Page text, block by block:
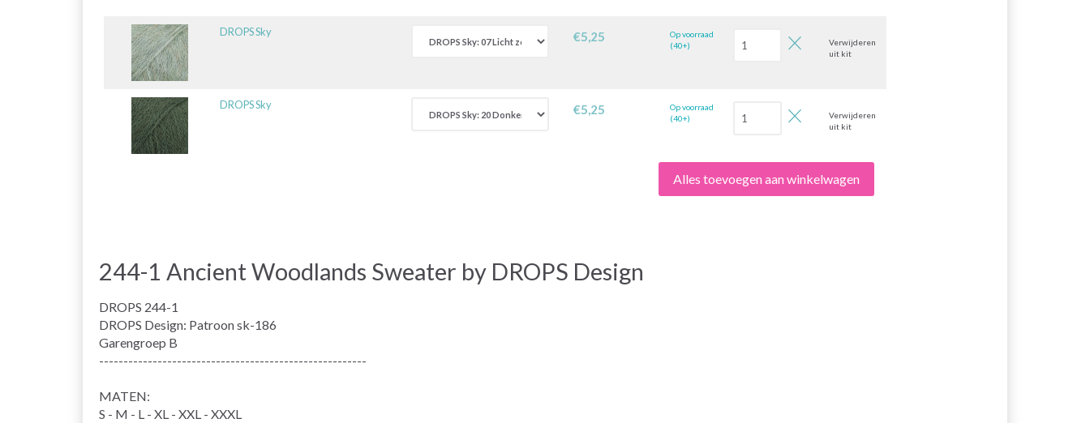
DROPS Sky €5,25
Op voorraad
(40+)
Verwijderen
uit kit
DROPS Sky €5,25
Op voorraad
(40+)
Verwijderen
uit kit
Alles toevoegen aan winkelwagen
244-1 Ancient Woodlands Sweater by DROPS Design
DROPS 244-1
DROPS Design: Patroon sk-186
Garengroep B
-------------------------------------------------------
MATEN:
S - M - L - XL - XXL - XXXL